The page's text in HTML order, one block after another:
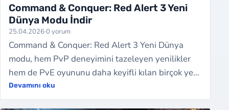
Command & Conquer: Red Alert 3 Yeni
Dünya Modu İndir
25.04.2026·0 yorum
Command & Conquer: Red Alert 3 Yeni Dünya
modu, hem PvP deneyimini tazeleyen yenilikler
hem de PvE oyununu daha keyifli kılan birçok yeni
savaş mekaniği sunmaktadır. Oyun temposu h…
Devamını oku